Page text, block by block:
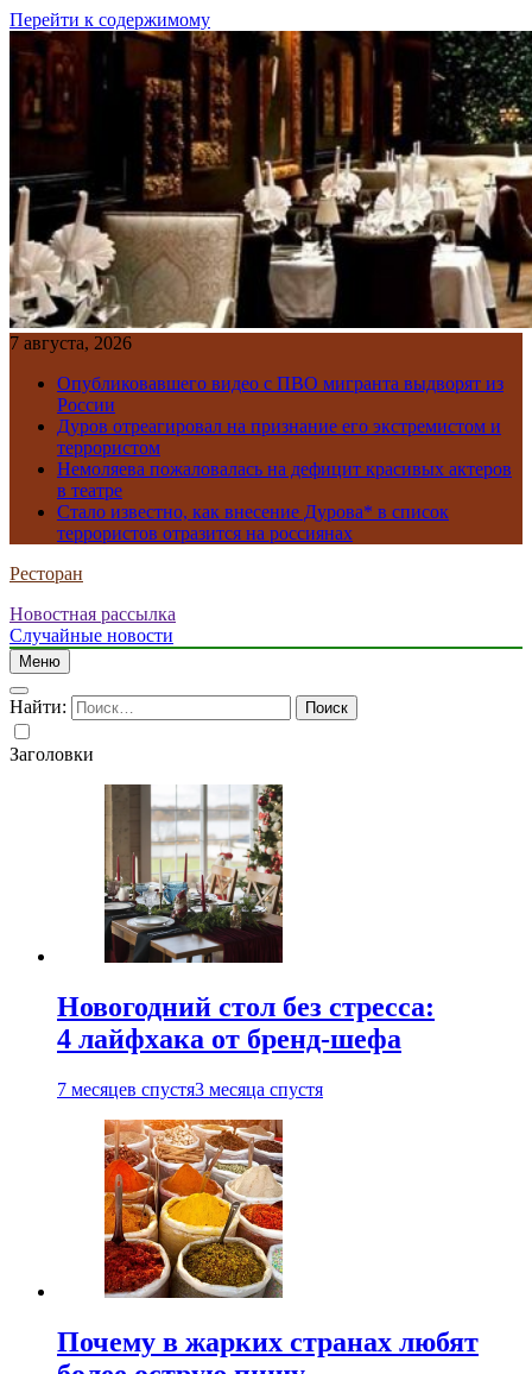
Перейти к содержимому
7 августа, 2026
Опубликовавшего видео с ПВО мигранта выдворят из
России
Дуров отреагировал на признание его экстремистом и
террористом
Немоляева пожаловалась на дефицит красивых актеров
в театре
Стало известно, как внесение Дурова* в список
террористов отразится на россиянах
Ресторан
Новостная рассылка
Случайные новости
Меню
Найти:
Заголовки
Новогодний стол без стресса:
4 лайфхака от бренд-шефа
7 месяцев спустя3 месяца спустя
Почему в жарких странах любят